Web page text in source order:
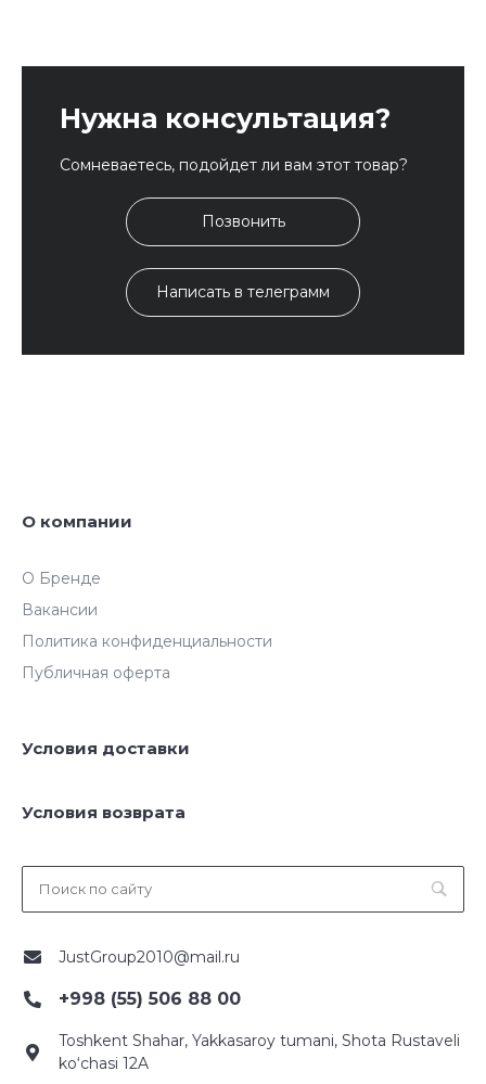
Нужна консультация?
Сомневаетесь, подойдет ли вам этот товар?
Позвонить
Написать в телеграмм
О компании
О Бренде
Вакансии
Политика конфиденциальности
Публичная оферта
Условия доставки
Условия возврата
JustGroup2010@mail.ru
+998 (55) 506 88 00
Toshkent Shahar, Yakkasaroy tumani, Shota Rustaveli
ko‘chasi 12A